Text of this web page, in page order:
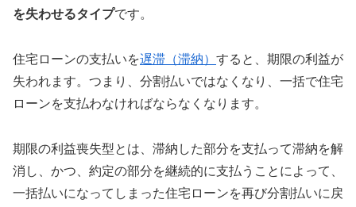
を失わせるタイプです。
住宅ローンの支払いを遅滞（滞納） すると、期限の利益が
失われます。つまり、分割払いではなくなり、一括で住宅
ローンを支払わなければならなくなります。
期限の利益喪失型とは、滞納した部分を支払って滞納を解
消し、かつ、約定の部分を継続的に支払うことによって、
一括払いになってしまった住宅ローンを再び分割払いに戻